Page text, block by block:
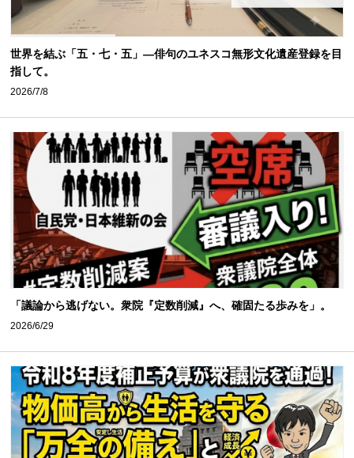
世界を結ぶ「五・七・五」—俳句のユネスコ無形文化遺産登録を目
指して。
2026/7/8
「議論から逃げない。衆院『定数削減』へ、確固たる歩みを」。
2026/6/29